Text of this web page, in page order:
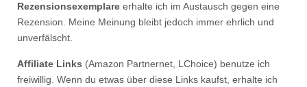
Rezensionsexemplare erhalte ich im Austausch gegen eine
Rezension. Meine Meinung bleibt jedoch immer ehrlich und
unverfälscht.
Affiliate Links (Amazon Partnernet, LChoice) benutze ich
freiwillig. Wenn du etwas über diese Links kaufst, erhalte ich